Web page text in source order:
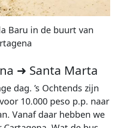
Baru in de buurt van
➜ Santa Marta
dag. ’s Ochtends zijn
10.000 peso p.p. naar
Vanaf daar hebben we